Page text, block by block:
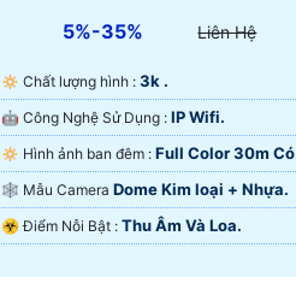
5%-35% Liên Hệ
🔅 Chất lượng hình : 3k .
🤖️ Công Nghệ Sử Dụng : IP Wifi.
🔅 Hình ảnh ban đêm : Full Color 30m Có
Màu Ban Ðêm.
🕸️ Mẫu Camera Dome Kim loại + Nhựa.
️☣️ Điểm Nỗi Bật : Thu Âm Và Loa.